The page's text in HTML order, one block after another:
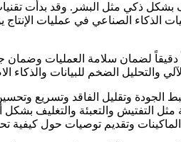
ذكي مثل البشر. وقد بدأت
الذكاء الصناعي في عمليات الإنتاج
لضمان سلامة العمليات وضمان
والتحليل الضخم للبيانات والذكاء
الجودة وتقليل الفاقد وتسريع
مثل التفتيش والتعبئة والتغليف
الماكينات وتقديم توصيات حول كيفية